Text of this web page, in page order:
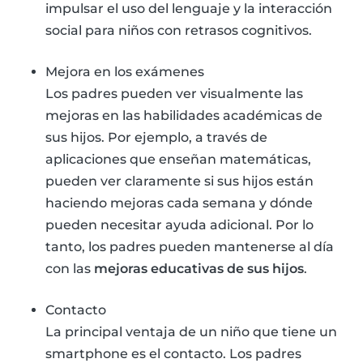
impulsar el uso del lenguaje y la interacción
social para niños con retrasos cognitivos.
Mejora en los exámenes
Los padres pueden ver visualmente las
mejoras en las habilidades académicas de
sus hijos. Por ejemplo, a través de
aplicaciones que enseñan matemáticas,
pueden ver claramente si sus hijos están
haciendo mejoras cada semana y dónde
pueden necesitar ayuda adicional. Por lo
tanto, los padres pueden mantenerse al día
con las mejoras educativas de sus hijos.
Contacto
La principal ventaja de un niño que tiene un
smartphone es el contacto. Los padres